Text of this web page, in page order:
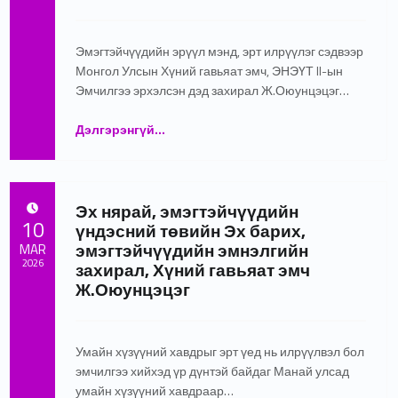
Эмэгтэйчүүдийн эрүүл мэнд, эрт илрүүлэг сэдвээр
Монгол Улсын Хүний гавьяат эмч, ЭНЭҮТ II-ын
Эмчилгээ эрхэлсэн дэд захирал Ж.Оюунцэцэг…
Дэлгэрэнгүй“УМАЙН ХҮЗҮҮН УЛАЙЛТ, ШАРХЛААТАЙ БОЛ ЗААВАЛ ЭМЧЛҮҮЛ. ХАВДАРТ ШИЛЖИХ ЭРСДЭЛТЭЙ!”
…
Эх нярай, эмэгтэйчүүдийн
үндэсний төвийн Эх барих,
эмэгтэйчүүдийн эмнэлгийн
захирал, Хүний гавьяат эмч
Ж.Оюунцэцэг
Умайн хүзүүний хавдрыг эрт үед нь илрүүлвэл бол
эмчилгээ хийхэд үр дүнтэй байдаг Манай улсад
умайн хүзүүний хавдраар…
POSTED ON:10
MAR
2026